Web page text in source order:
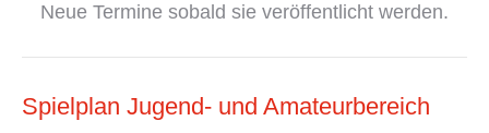
Neue Termine sobald sie veröffentlicht werden.
Spielplan Jugend- und Amateurbereich